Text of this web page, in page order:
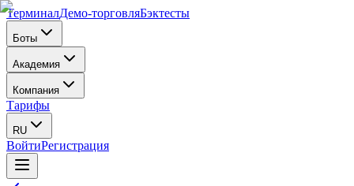
ТерминалДемо-торговляБэктесты
Боты
Академия
Компания
Тарифы
RU
ВойтиРегистрация